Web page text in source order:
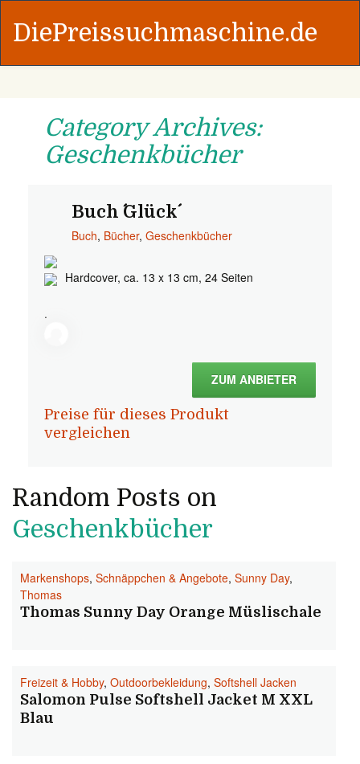
DiePreissuchmaschine.de
Category Archives:
Geschenkbücher
Buch ´´Glück´´
Buch, Bücher, Geschenkbücher
Hardcover, ca. 13 x 13 cm, 24 Seiten
.
ZUM ANBIETER
Preise für dieses Produkt
vergleichen
Random Posts on
Geschenkbücher
Markenshops, Schnäppchen & Angebote, Sunny Day,
Thomas
Thomas Sunny Day Orange Müslischale
Freizeit & Hobby, Outdoorbekleidung, Softshell Jacken
Salomon Pulse Softshell Jacket M XXL
Blau